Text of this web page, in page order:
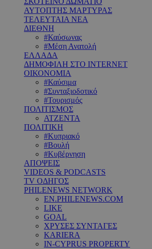
ΑΥΤΟΠΤΗΣ ΜΑΡΤΥΡΑΣ
ΤΕΛΕΥΤΑΙΑ ΝΕΑ
ΔΙΕΘΝΗ
#Καύσωνας
#Μέση Ανατολή
ΕΛΛΑΔΑ
ΔΗΜΟΦΙΛΗ ΣΤΟ INTERNET
ΟΙΚΟΝΟΜΙΑ
#Καύσιμα
#Συνταξιοδοτικό
#Τουρισμός
ΠΟΛΙΤΙΣΜΟΣ
ΑΤΖΕΝΤΑ
ΠΟΛΙΤΙΚΗ
#Κυπριακό
#Βουλή
#Κυβέρνηση
ΑΠΟΨΕΙΣ
VIDEOS & PODCASTS
TV ΟΔΗΓΟΣ
PHILENEWS NETWORK
EN.PHILENEWS.COM
LIKE
GOAL
ΧΡΥΣΕΣ ΣΥΝΤΑΓΕΣ
KARIERA
IN-CYPRUS PROPERTY